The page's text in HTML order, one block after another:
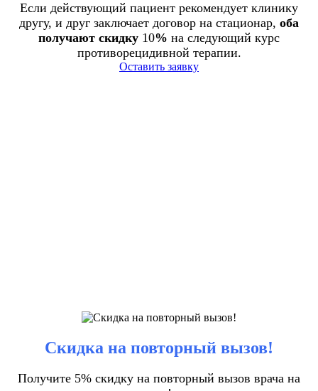
Если действующий пациент рекомендует клинику
другу, и друг заключает договор на стационар, оба
получают скидку 10% на следующий курс
противорецидивной терапии.
Оставить заявку
Скидка на повторный вызов!
Получите 5% скидку на повторный вызов врача на